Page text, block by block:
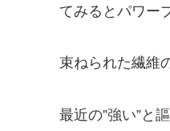
てみるとパワー
束ねられた繊維
最近の”強い”と